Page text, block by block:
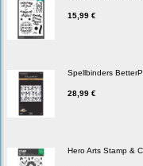
15,99 €
Spellbinders
28,99 €
Hero Arts Stamp &